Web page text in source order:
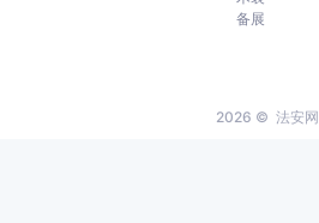
2026 © 法安网
备展